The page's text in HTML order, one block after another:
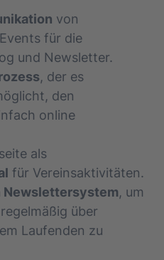
von
für die
und Newsletter.
, der es
den
online
als
für Vereinsaktivitäten.
Newslettersystem, um
über
Laufenden zu